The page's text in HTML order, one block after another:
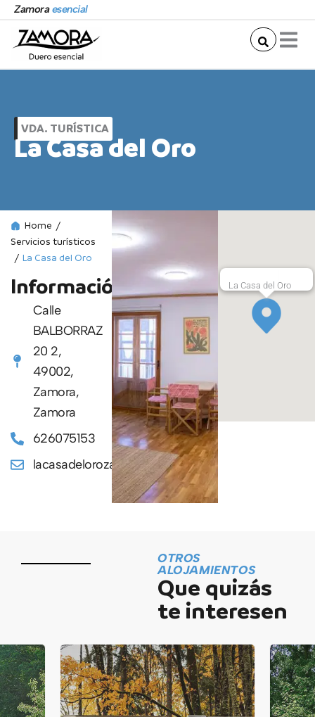
contenido
Zamoraesencial
VDA. TURÍSTICA
La Casa del Oro
Home /
Servicios turísticos
/ La Casa del Oro
Información
Calle
BALBORRAZ
20 2,
49002,
Zamora,
Zamora
626075153
lacasadelorozamora@gmail.com
La Casa del Oro
OTROS
ALOJAMIENTOS
Que quizás
te interesen